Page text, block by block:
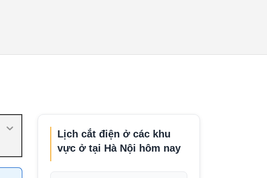
Lịch cắt điện ở các khu
vực ở tại Hà Nội hôm nay